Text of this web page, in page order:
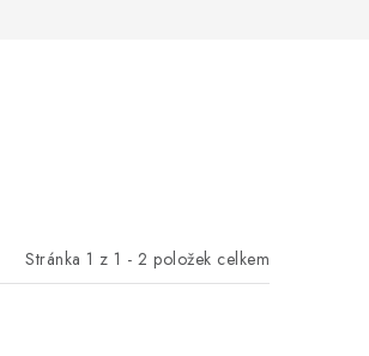
Stránka 1 z 1 - 2 položek celkem